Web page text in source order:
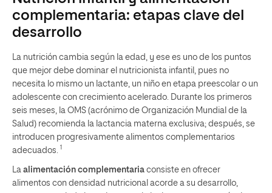
complementaria: etapas clave del
desarrollo
La nutrición cambia según la edad, y ese es uno de los puntos
que mejor debe dominar el nutricionista infantil, pues no
necesita lo mismo un lactante, un niño en etapa preescolar o un
adolescente con crecimiento acelerado. Durante los primeros
seis meses, la OMS (acrónimo de Organización Mundial de la
Salud) recomienda la lactancia materna exclusiva; después, se
introducen progresivamente alimentos complementarios
adecuados.
1
La alimentación complementaria consiste en ofrecer
alimentos con densidad nutricional acorde a su desarrollo,